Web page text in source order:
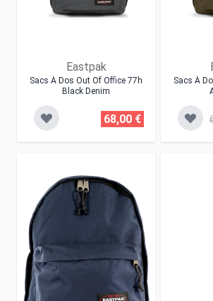
Eastpak
Sacs À Dos Out Of Office 77h
Black Denim
68,00 €
Sacs À